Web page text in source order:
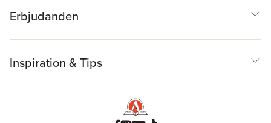
Erbjudanden
Inspiration & Tips